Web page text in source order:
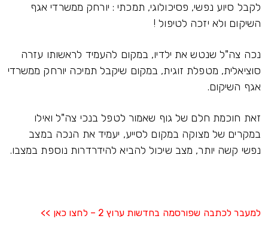
לקבל סיוע נפשי, פסיכולוגי, תמכתי : יורחק ממשרדי אגף
השיקום ולא יזכה לטיפול !
נכה צה"ל שנטש את ילדיו, במקום להעמיד לראשותו עזרה
סוציאלית, מטפלת זוגית, במקום שיקבל תמיכה יורחק ממשרדי
אגף השיקום.
זאת חוכמת חלם של גוף שאמור לטפל בנכי צה"ל ואילו
במקרים של מצוקה במקום לסייע, יעמיד את הנכה במצב
נפשי קשה יותר, מצב שיכול להביא להידרדרות נוספת במצבו.
למעבר לכתבה שפורסמה בחדשות ערוץ 2 – לחצו כאן >>